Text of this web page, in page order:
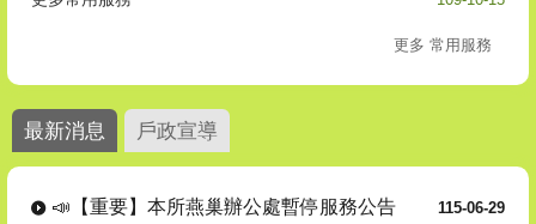
更多 常用服務
最新消息 戶政宣導
115-06-29
📣【重要】本所燕巢辦公處暫停服務公告